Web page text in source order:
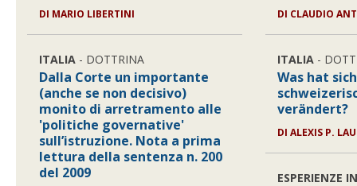
DI MARIO LIBERTINI
ITALIA - DOTTRINA
Dalla Corte un importante
(anche se non decisivo)
monito di arretramento alle
'politiche governative'
sull’istruzione. Nota a prima
lettura della sentenza n. 200
del 2009
DI CLAUDIO
ITALIA -
Was hat
verändert?
DI ALEXIS P.
ESPERIENZE